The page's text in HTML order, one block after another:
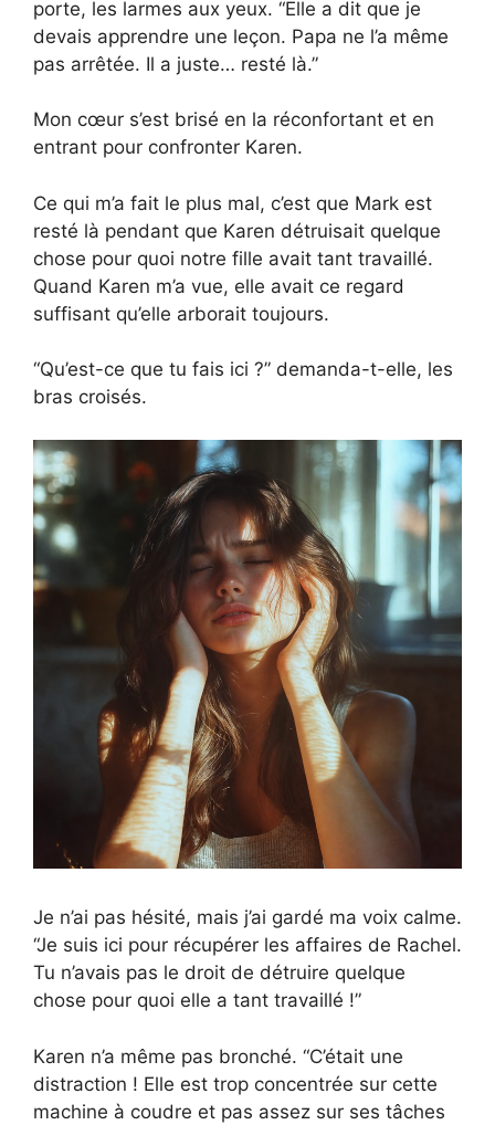
porte, les larmes aux yeux. “Elle a dit que je
devais apprendre une leçon. Papa ne l’a même
pas arrêtée. Il a juste… resté là.”
Mon cœur s’est brisé en la réconfortant et en
entrant pour confronter Karen.
Ce qui m’a fait le plus mal, c’est que Mark est
resté là pendant que Karen détruisait quelque
chose pour quoi notre fille avait tant travaillé.
Quand Karen m’a vue, elle avait ce regard
suffisant qu’elle arborait toujours.
“Qu’est-ce que tu fais ici ?” demanda-t-elle, les
bras croisés.
Je n’ai pas hésité, mais j’ai gardé ma voix calme.
“Je suis ici pour récupérer les affaires de Rachel.
Tu n’avais pas le droit de détruire quelque
chose pour quoi elle a tant travaillé !”
Karen n’a même pas bronché. “C’était une
distraction ! Elle est trop concentrée sur cette
machine à coudre et pas assez sur ses tâches